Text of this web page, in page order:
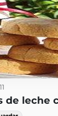
de leche